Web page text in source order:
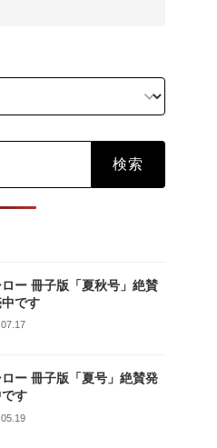
ー 冊子版「夏秋号」絶賛
です
ー 冊子版「夏号」絶賛発
す